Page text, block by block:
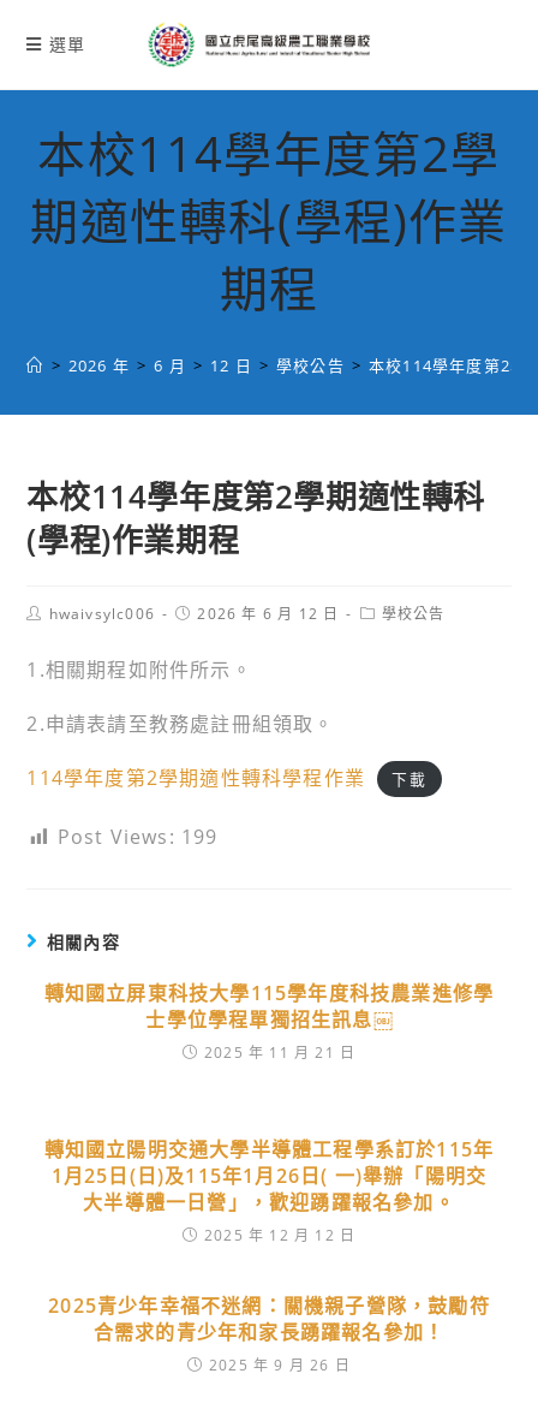
選單
本校114學年度第2學
期適性轉科(學程)作業
期程
> 2026 年 > 6 月 > 12 日 > 學校公告 > 本校114學年度第2學
本校114學年度第2學期適性轉科
(學程)作業期程
Posthwaivsylc006
Post2026 年 6 月 12 日
Post學校公告
1.相關期程如附件所示。
2.申請表請至教務處註冊組領取。
114學年度第2學期適性轉科學程作業 下載
Post Views: 199
相關內容
轉知國立屏東科技大學115學年度科技農業進修學
士學位學程單獨招生訊息￼
2025 年 11 月 21 日
轉知國立陽明交通大學半導體工程學系訂於115年
1月25日(日)及115年1月26日( 一)舉辦「陽明交
大半導體一日營」，歡迎踴躍報名參加。
2025 年 12 月 12 日
2025青少年幸福不迷網：關機親子營隊，鼓勵符
合需求的青少年和家長踴躍報名參加！
2025 年 9 月 26 日